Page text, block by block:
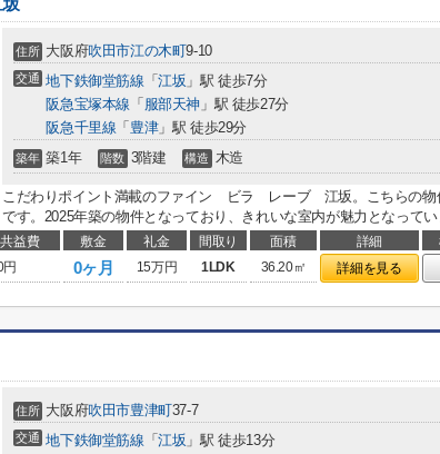
住所 大阪府吹田市江の木町9-10
交通 地下鉄御堂筋線 「江坂 」駅 徒歩7分
阪急宝塚本線 「 服部天神 」駅 徒歩27分
阪急千里線 「 豊津」駅 徒歩29分
築年 築1年 階数 3階建 構造 木造
こだわりポイント満載のファイン ビラ レーブ 江坂。こちらの物
です。2025年築の物件となっており、きれいな室内が魅力となって
益費 敷金 礼金 間取り 面積 詳細
0ヶ月 15万円 1LDK 36.20㎡ 詳細を見る
住所 大阪府吹田市豊津町37-7
交通 地下鉄御堂筋線 「江坂 」駅 徒歩13分